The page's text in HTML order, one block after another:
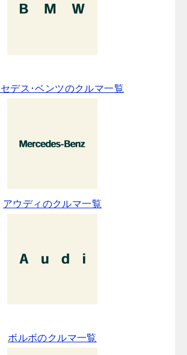
デス･ベンツのクルマ一覧
アウディのクルマ一覧
ボルボのクルマ一覧